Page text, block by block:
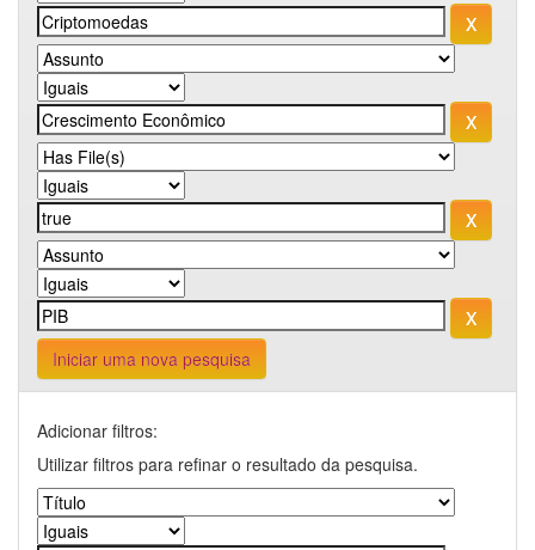
Iniciar uma nova pesquisa
Adicionar filtros:
Utilizar filtros para refinar o resultado da pesquisa.